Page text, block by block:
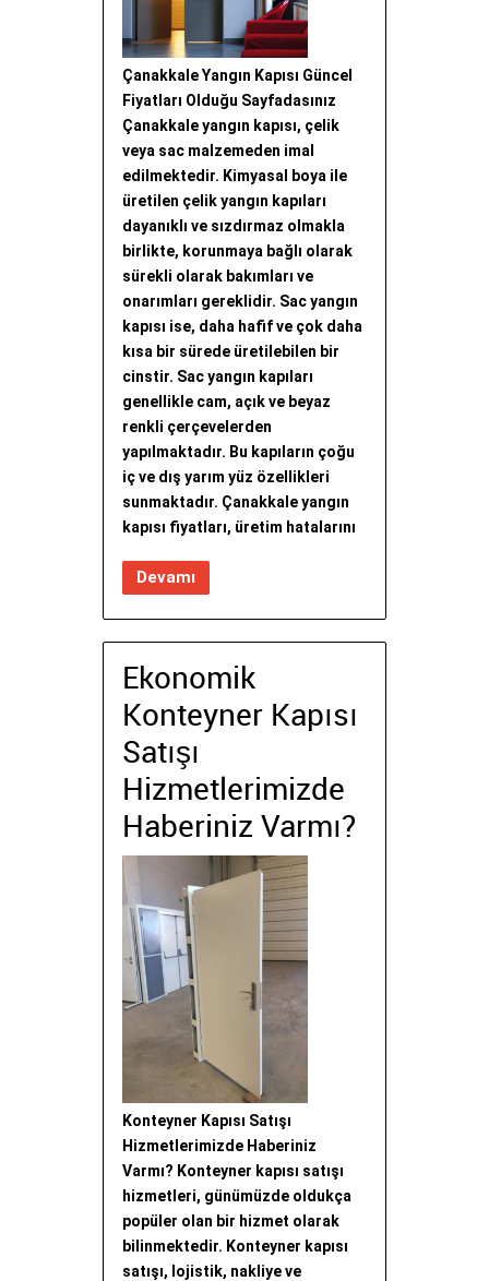
Çanakkale Yangın Kapısı Güncel
Fiyatları Olduğu Sayfadasınız
Çanakkale yangın kapısı, çelik
veya sac malzemeden imal
edilmektedir. Kimyasal boya ile
üretilen çelik yangın kapıları
dayanıklı ve sızdırmaz olmakla
birlikte, korunmaya bağlı olarak
sürekli olarak bakımları ve
onarımları gereklidir. Sac yangın
kapısı ise, daha hafif ve çok daha
kısa bir sürede üretilebilen bir
cinstir. Sac yangın kapıları
genellikle cam, açık ve beyaz
renkli çerçevelerden
yapılmaktadır. Bu kapıların çoğu
iç ve dış yarım yüz özellikleri
sunmaktadır. Çanakkale yangın
kapısı fiyatları, üretim hatalarını
Devamı
Ekonomik
Konteyner Kapısı
Satışı
Hizmetlerimizde
Haberiniz Varmı?
Konteyner Kapısı Satışı
Hizmetlerimizde Haberiniz
Varmı? Konteyner kapısı satışı
hizmetleri, günümüzde oldukça
popüler olan bir hizmet olarak
bilinmektedir. Konteyner kapısı
satışı, lojistik, nakliye ve